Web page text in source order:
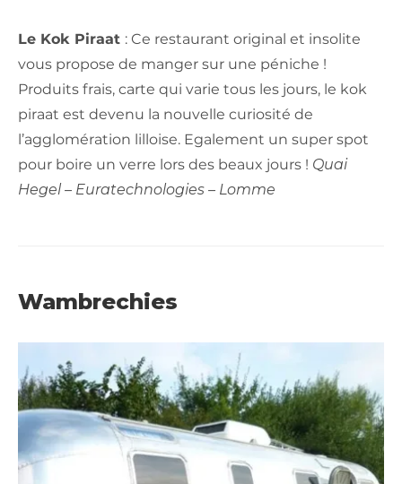
Le Kok Piraat : Ce restaurant original et insolite
vous propose de manger sur une péniche !
Produits frais, carte qui varie tous les jours, le kok
piraat est devenu la nouvelle curiosité de
l’agglomération lilloise. Egalement un super spot
pour boire un verre lors des beaux jours ! Quai
Hegel – Euratechnologies – Lomme
Wambrechies